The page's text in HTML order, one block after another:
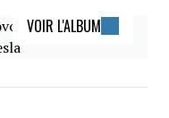
VOIR L'ALBUM